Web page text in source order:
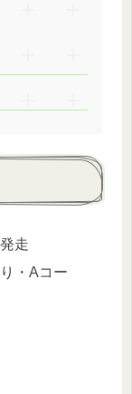
走
・Aコー